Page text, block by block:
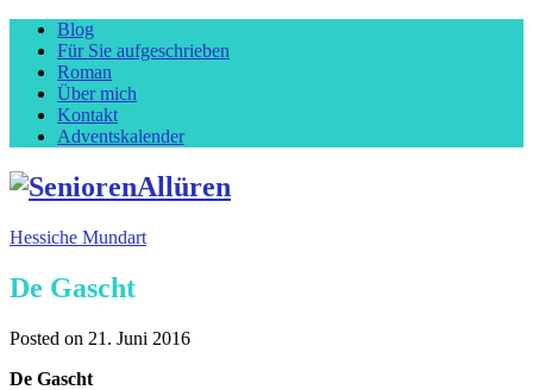
Blog
Für Sie aufgeschrieben
Roman
Über mich
Kontakt
Adventskalender
Hessiche Mundart
De Gascht
Posted on 21. Juni 2016
De Gascht